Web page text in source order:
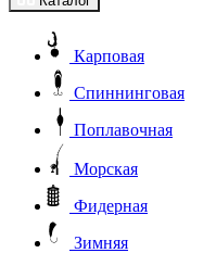
Карповая
Спиннинговая
Поплавочная
Морская
Фидерная
Зимняя